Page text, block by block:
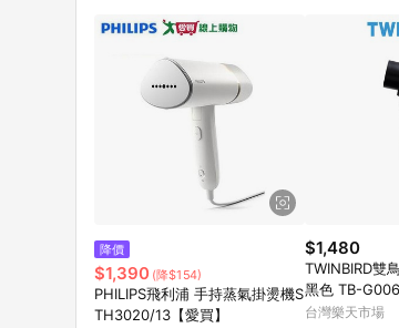
降價
$1,390 (降$154)
PHILIPS飛利浦 手持蒸氣掛燙機S
TH3020/13【愛買】
$1,480
TWINBIRD雙
黑色 TB-
B
台灣樂天市場